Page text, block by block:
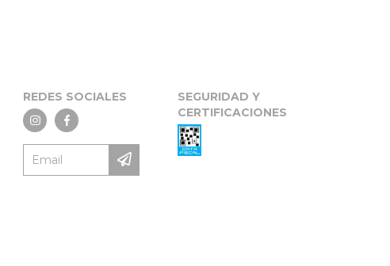
REDES SOCIALES
SEGURIDAD Y
CERTIFICACIONES